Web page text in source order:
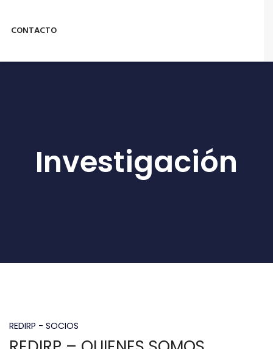
CONTACTO
Investigación
REDIRP - SOCIOS